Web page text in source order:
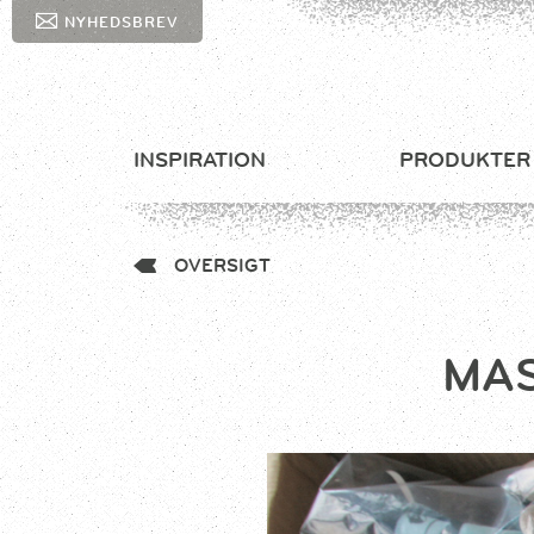
NYHEDSBREV
INSPIRATION PRODUKTER
OVERSIGT